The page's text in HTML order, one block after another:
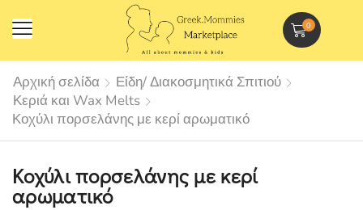
0
Αρχική σελίδα
Είδη/ Διακοσμητικά Σπιτιού
Κεριά και Wax Melts
Κοχύλι πορσελάνης με κερί αρωματικό
Κοχύλι πορσελάνης με κερί
αρωματικό